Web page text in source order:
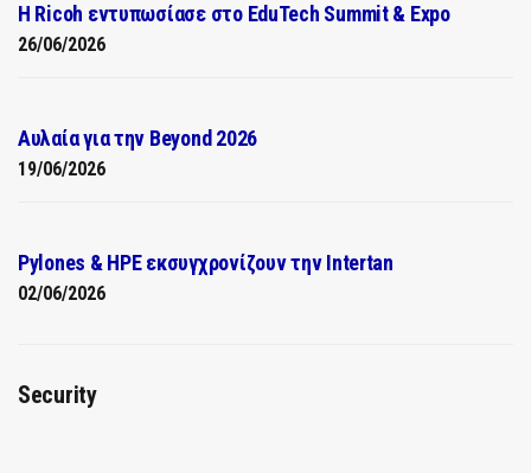
Η Ricoh εντυπωσίασε στο EduTech Summit & Expo
26/06/2026
Αυλαία για την Beyond 2026
19/06/2026
Pylones & HPE εκσυγχρονίζουν την Intertan
02/06/2026
Security